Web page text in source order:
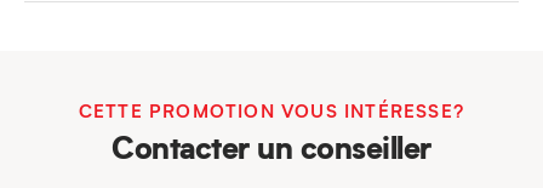
CETTE PROMOTION VOUS INTÉRESSE?
Contacter un conseiller